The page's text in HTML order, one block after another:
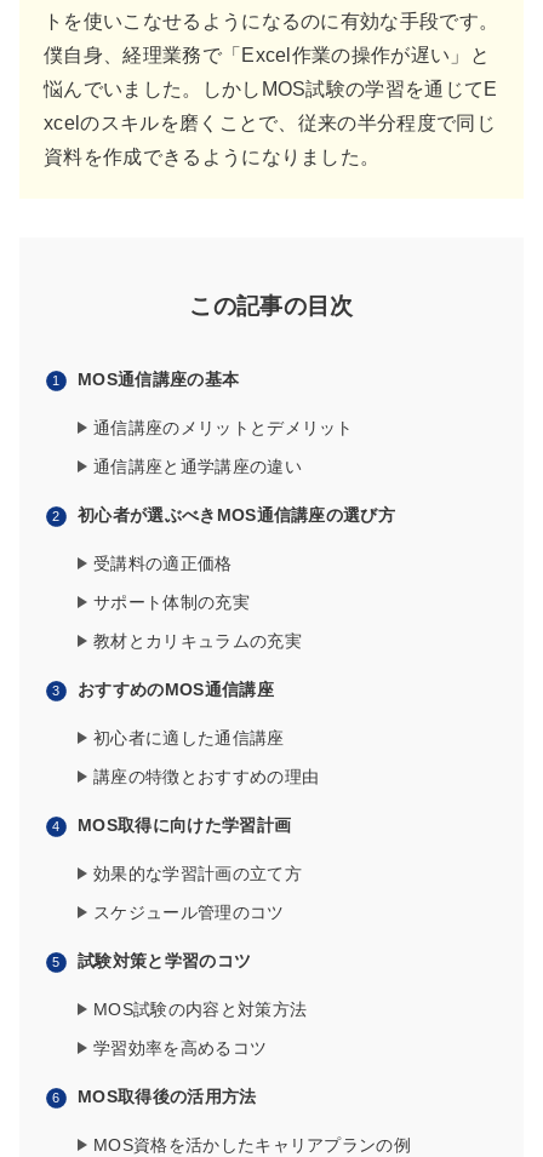
トを使いこなせるようになるのに有効な手段です。
僕自身、経理業務で「Excel作業の操作が遅い」と
悩んでいました。しかしMOS試験の学習を通じてE
xcelのスキルを磨くことで、従来の半分程度で同じ
資料を作成できるようになりました。
この記事の目次
MOS通信講座の基本
通信講座のメリットとデメリット
通信講座と通学講座の違い
初心者が選ぶべきMOS通信講座の選び方
受講料の適正価格
サポート体制の充実
教材とカリキュラムの充実
おすすめのMOS通信講座
初心者に適した通信講座
講座の特徴とおすすめの理由
MOS取得に向けた学習計画
効果的な学習計画の立て方
スケジュール管理のコツ
試験対策と学習のコツ
MOS試験の内容と対策方法
学習効率を高めるコツ
MOS取得後の活用方法
MOS資格を活かしたキャリアプランの例